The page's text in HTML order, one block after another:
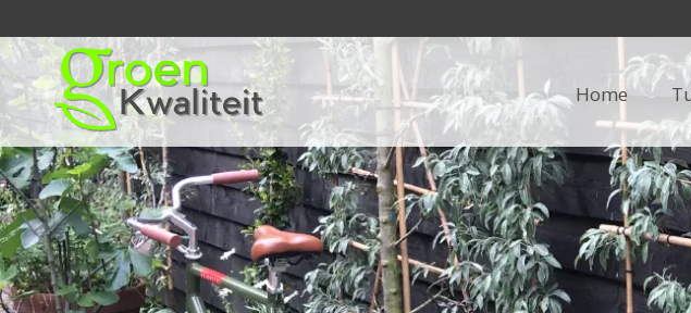
Home